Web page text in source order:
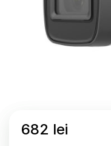
682 lei